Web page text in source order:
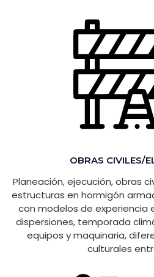
OBRAS CIVILES/
Planeación, ejecución, obras
estructuras en hormigón
con modelos de experiencia
dispersiones, temporada
equipos y maquinaria,
culturales